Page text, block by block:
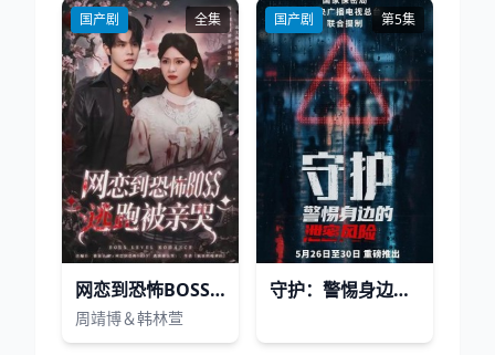
国产剧 全集
网恋到恐怖BOSS逃跑被亲哭
周靖博＆韩林萱
国产剧 第5集
守护：警惕身边的泄密风险